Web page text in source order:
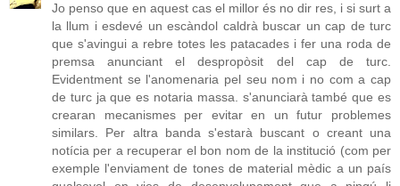
Jo penso que en aquest cas el millor és no dir res, i si surt a
la llum i esdevé un escàndol caldrà buscar un cap de turc
que s'avingui a rebre totes les patacades i fer una roda de
premsa anunciant el despropòsit del cap de turc.
Evidentment se l'anomenaria pel seu nom i no com a cap
de turc ja que es notaria massa. s'anunciarà també que es
crearan mecanismes per evitar en un futur problemes
similars. Per altra banda s'estarà buscant o creant una
notícia per a recuperar el bon nom de la institució (com per
exemple l'enviament de tones de material mèdic a un país